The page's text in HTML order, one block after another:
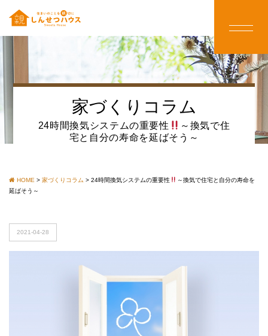
家づくりコラム
24時間換気システムの重要性
～換気で住
宅と自分の寿命を延ばそう～
HOME > 家づくりコラム > 24時間換気システムの重要性
～換気で住宅と自分の寿命を
延ばそう～
2021-04-28